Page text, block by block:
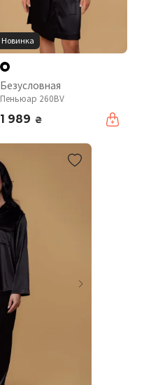
Новинка
Безусловная
Пеньюар 260BV
1 989 ₴